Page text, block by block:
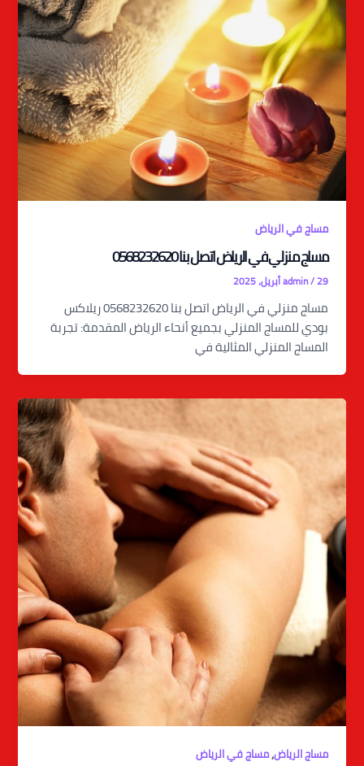
مساج في الرياض
مساج منزلي في الرياض اتصل بنا 0568232620
admin/29 أبريل، 2025
مساج منزلي في الرياض اتصل بنا 0568232620 ريلاكس
بودي للمساج المنزلي بجميع أنحاء الرياض المقدمة: تجربة
المساج المنزلي المثالية في
مساج الرياض,مساج في الرياض